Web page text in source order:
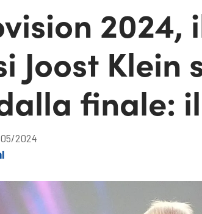
Joost
finale:
05/2024